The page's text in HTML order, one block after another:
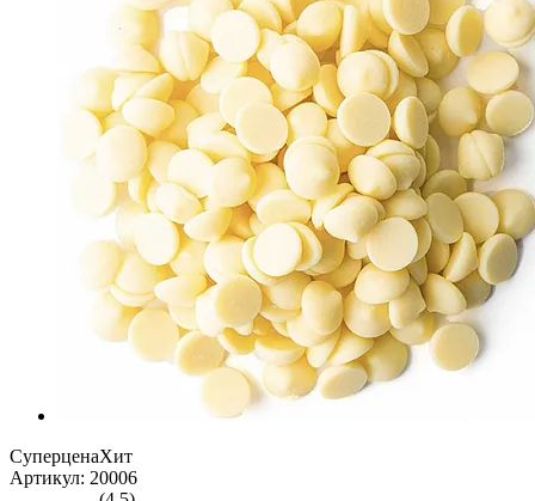
СуперценаХит
Артикул: 20006